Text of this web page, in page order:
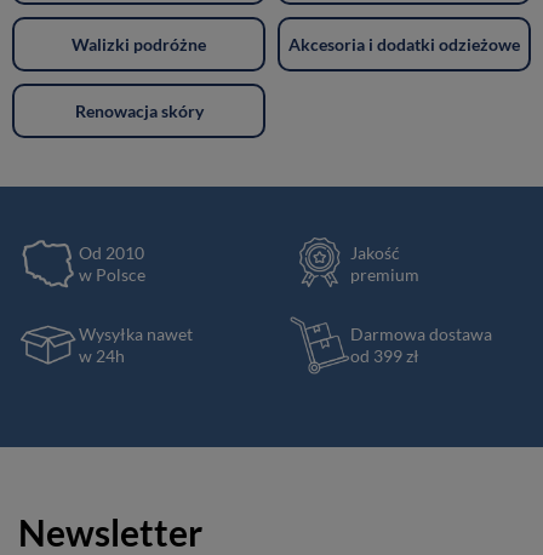
Walizki podróżne Akcesoria i dodatki odzieżowe
Renowacja skóry
Od 2010
w Polsce
Jakość
premium
Wysyłka nawet
w 24h
Darmowa dostawa
od 399 zł
Newsletter